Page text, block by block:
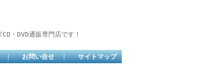
・DVD通販専門店です！
｜ お問い合せ ｜ サイトマップ